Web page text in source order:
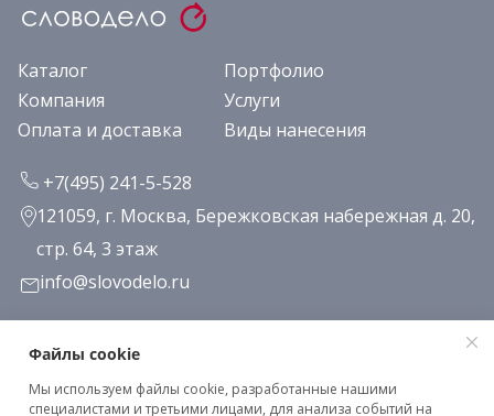
Каталог
Портфолио
Компания
Услуги
Оплата и доставка
Виды нанесения
+7(495) 241-5-528
121059, г. Москва, Бережковская набережная д. 20,
стр. 64, 3 этаж
info@slovodelo.ru
Заказать звонок
Подписаться на рассылку
Файлы cookie
Мы используем файлы cookie, разработанные нашими
специалистами и третьими лицами, для анализа событий на